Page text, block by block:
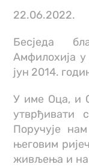
22.06.2022.
Бесједа
Амфилохија
јун 2014.
У име Оца, и
утврђивати
Поручује
његовим
живљења и